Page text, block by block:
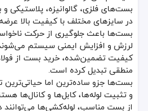
بست لوله: بست لوله عموماً در سایزهای
مشخصات فنی بست
وقتی صحبت از بست در سیستم نصب
جنس بدنه
فلزی (فولاد، استیل ضدزنگ، آلومینیوم)
پلیمری (PVC، پلی‌پروپیلن)
بست‌های فلزی، گالوانیزه،
در سایزهای مختلف با کیفیت بالا
بست‌ها باعث جلوگیری از حرکت
لرزش و افزایش ایمنی سیستم
کیفیت تضمین‌شده، خرید بست از
منطقی تبدیل کرده است.
بست‌ها جزو ساده‌ترین اما
و تثبیت لوله‌ها، کابل‌ها و کانال‌ها
از بست مناسب، لوله‌کشی‌ها می‌توانند